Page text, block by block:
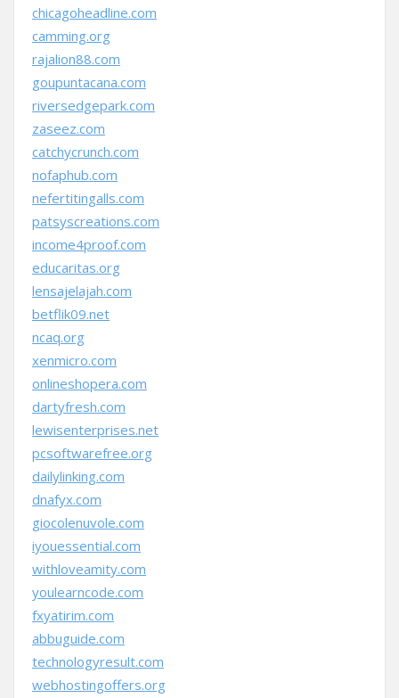
chicagoheadline.com
camming.org
rajalion88.com
goupuntacana.com
riversedgepark.com
zaseez.com
catchycrunch.com
nofaphub.com
nefertitingalls.com
patsyscreations.com
income4proof.com
educaritas.org
lensajelajah.com
betflik09.net
ncaq.org
xenmicro.com
onlineshopera.com
dartyfresh.com
lewisenterprises.net
pcsoftwarefree.org
dailylinking.com
dnafyx.com
giocolenuvole.com
iyouessential.com
withloveamity.com
youlearncode.com
fxyatirim.com
abbuguide.com
technologyresult.com
webhostingoffers.org